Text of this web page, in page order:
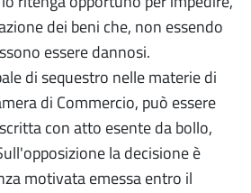
dei beni che, non essendo
essere dannosi.
di sequestro nelle materie di
di Commercio, può essere
con atto esente da bollo,
la decisione è
motivata emessa entro il